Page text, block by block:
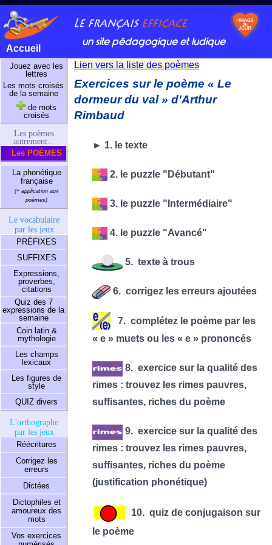
un site pédagogique et ludique
Accueil
Jouez avec les
lettres
Les mots croisés
de la semaine
de mots
croisés
Les poèmes
autrement...
Les POÈMES
La phonétique
française
(+ application aux
poèmes)
Le vocabulaire
par les jeux
PRÉFIXES
SUFFIXES
Expressions,
proverbes,
citations
Quiz des 7
expressions de la
semaine
Coin latin &
mythologie
Les champs
lexicaux
Les figures de
style
QUIZ divers
L'orthographe
par les jeux
Réécritures
Corrigez les
erreurs
Dictées
Dictophiles et
amoureux des
mots
Vos exercices
Lien vers la liste des poèmes
Exercices sur le poème « Le
dormeur du val » d'Arthur
Rimbaud
► 1. le texte
2. le puzzle "Débutant"
3. le puzzle "Intermédiaire"
4. le puzzle "Avancé"
5. texte à trous
6. corrigez les erreurs ajoutées
7. complétez le poème par les
« e » muets ou les « e » prononcés
8. exercice sur la qualité des
rimes : trouvez les rimes pauvres,
suffisantes, riches du poème
9. exercice sur la qualité des
rimes : trouvez les rimes pauvres,
suffisantes, riches du poème
(justification phonétique)
10. quiz de conjugaison sur
le poème